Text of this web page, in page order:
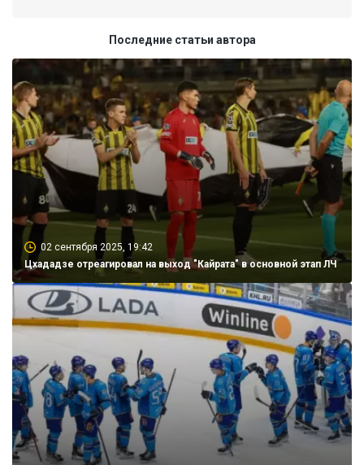
Последние статьи автора
02 сентября 2025, 19:42
Цхададзе отреагировал на выход "Кайрата" в основной этап ЛЧ